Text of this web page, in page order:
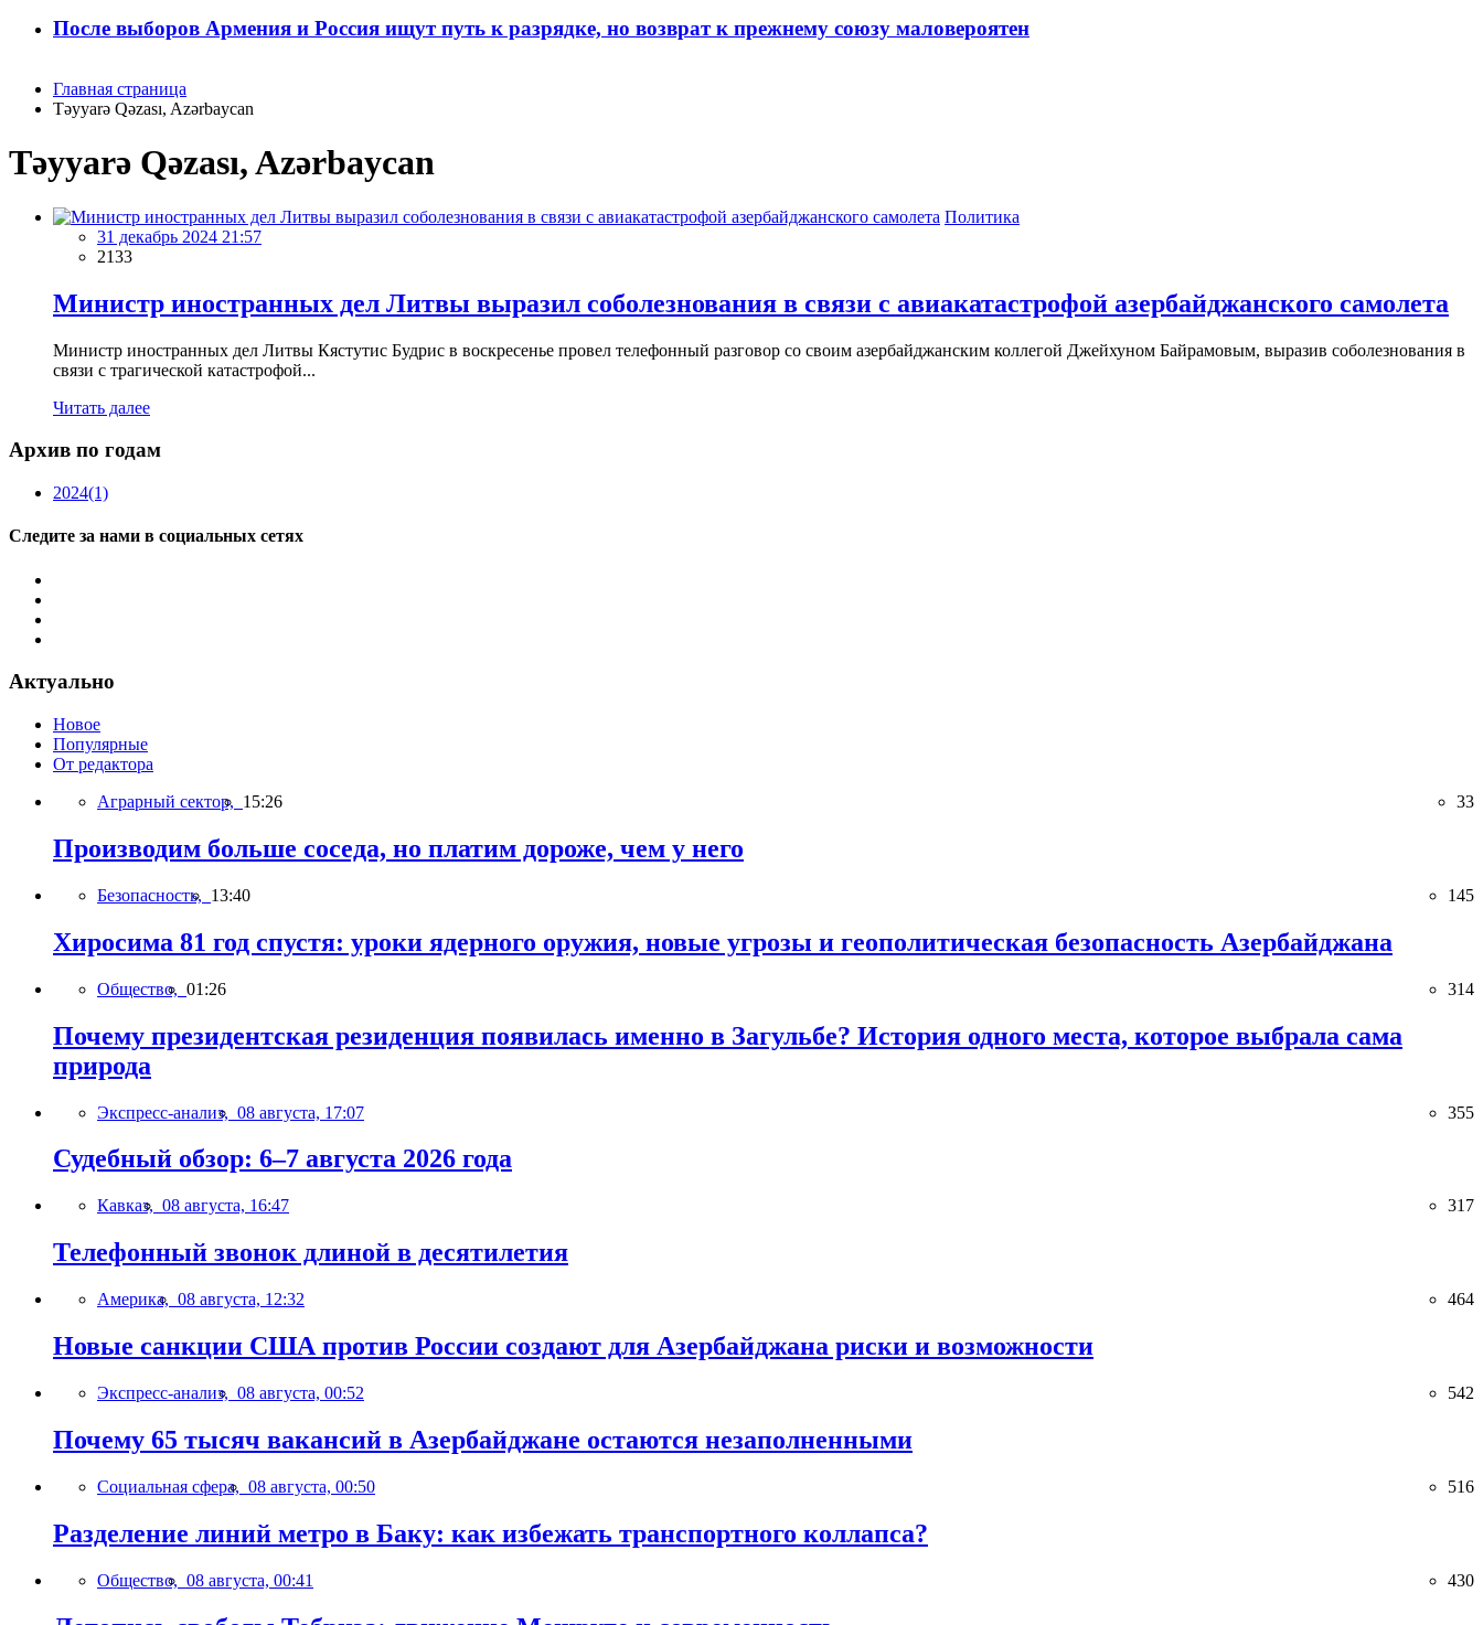
После выборов Армения и Россия ищут путь к разрядке, но возврат к прежнему союзу маловероятен
Главная страница
Təyyarə Qəzası, Azərbaycan
Təyyarə Qəzası, Azərbaycan
Политика
31 декабрь 2024 21:57
2133
Министр иностранных дел Литвы выразил соболезнования в связи с авиакатастрофой азербайджанского самолета
Министр иностранных дел Литвы Кястутис Будрис в воскресенье провел телефонный разговор со своим азербайджанским коллегой Джейхуном Байрамовым, выразив соболезнования в
связи с трагической катастрофой...
Читать далее
Архив по годам
2024(1)
Следите за нами в социальных сетях
Актуально
Новое
Популярные
От редактора
Аграрный сектор, 15:26 33
Производим больше соседа, но платим дороже, чем у него
Безопасность, 13:40 145
Хиросима 81 год спустя: уроки ядерного оружия, новые угрозы и геополитическая безопасность Азербайджана
Общество, 01:26 314
Почему президентская резиденция появилась именно в Загульбе? История одного места, которое выбрала сама
природа
Экспресс-анализ, 08 августа, 17:07 355
Судебный обзор: 6–7 августа 2026 года
Кавказ, 08 августа, 16:47 317
Телефонный звонок длиной в десятилетия
Америка, 08 августа, 12:32 464
Новые санкции США против России создают для Азербайджана риски и возможности
Экспресс-анализ, 08 августа, 00:52 542
Почему 65 тысяч вакансий в Азербайджане остаются незаполненными
Социальная сфера, 08 августа, 00:50 516
Разделение линий метро в Баку: как избежать транспортного коллапса?
Общество, 08 августа, 00:41 430